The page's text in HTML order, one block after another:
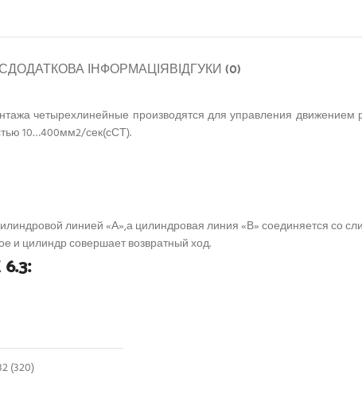
ДОДАТКОВА ІНФОРМАЦІЯВІДГУКИ (0)
четырехлинейные производятся для управления движением
10…400мм2/сек(сСТ).
линией «А»,а цилиндровая линия «В» соединяется со
и цилиндр совершает возвратный ход.
(320)